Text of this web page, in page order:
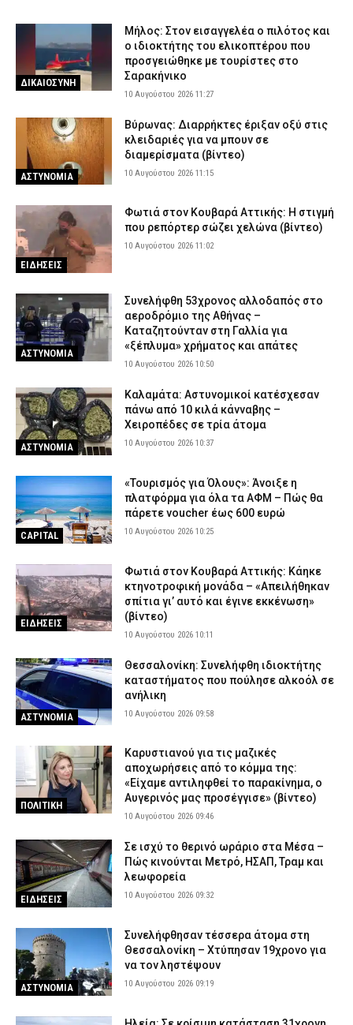
Κινητοποιήθηκε η Πυροσβεστική
ΕΙΔΗΣΕΙΣ 9 Αυγούστου 2026 21:04
Τραγωδία στην Καβάλα: Νεκρή 65χρονη λουόμενη στους
Αμμόλοφους
ΑΑΔΕ: Κατασχέθηκαν 1.296 φιάλες παράνομου φρέον σε
Κήπους και Δοϊράνη – Διαφυγόντες δασμοί 338.000 ευρώ
(εικόνες)
ΕΙΔΗΣΕΙΣ 9 Αυγούστου 2026 20:31
Πέθανε ο ηθοποιός Νίκος Καλογερόπουλος
ΕΙΔΗΣΕΙΣ 9 Αυγούστου 2026 20:12
Προήχθησαν έξι αξιωματικοί της ΕΛ.ΑΣ. στην Π.Ε. Κοζάνης – Οι
ΣΩΜΑΤΑ ΑΣΦΑΛΕΙΑΣ 9 Αυγούστου 2026 20:00
Γαλάζιες Σημαίες στην Αττική: Οι 17 βραβευμένες ακτές και τα
σημεία όπου απαγορεύεται το μπάνιο
ΕΙΔΗΣΕΙΣ 9 Αυγούστου 2026 19:43
ΔΙΚΑΙΟΣΥΝΗ
Μήλος: Στον εισαγγελέα ο πιλότος και
ο ιδιοκτήτης του ελικοπτέρου που
προσγειώθηκε με τουρίστες στο
Σαρακήνικο
10 Αυγούστου 2026 11:27
ΑΣΤΥΝΟΜΙΑ
Βύρωνας: Διαρρήκτες έριξαν οξύ στις
κλειδαριές για να μπουν σε
διαμερίσματα (βίντεο)
10 Αυγούστου 2026 11:15
ΕΙΔΗΣΕΙΣ
Φωτιά στον Κουβαρά Αττικής: Η στιγμή
που ρεπόρτερ σώζει χελώνα (βίντεο)
10 Αυγούστου 2026 11:02
ΑΣΤΥΝΟΜΙΑ
Συνελήφθη 53χρονος αλλοδαπός στο
αεροδρόμιο της Αθήνας –
Καταζητούνταν στη Γαλλία για
«ξέπλυμα» χρήματος και απάτες
10 Αυγούστου 2026 10:50
ΑΣΤΥΝΟΜΙΑ
Καλαμάτα: Αστυνομικοί κατέσχεσαν
πάνω από 10 κιλά κάνναβης –
Χειροπέδες σε τρία άτομα
10 Αυγούστου 2026 10:37
CAPITAL
«Τουρισμός για Όλους»: Άνοιξε η
πλατφόρμα για όλα τα ΑΦΜ – Πώς θα
πάρετε voucher έως 600 ευρώ
10 Αυγούστου 2026 10:25
ΕΙΔΗΣΕΙΣ
Φωτιά στον Κουβαρά Αττικής: Κάηκε
κτηνοτροφική μονάδα – «Απειλήθηκαν
σπίτια γι’ αυτό και έγινε εκκένωση»
(βίντεο)
10 Αυγούστου 2026 10:11
ΑΣΤΥΝΟΜΙΑ
Θεσσαλονίκη: Συνελήφθη ιδιοκτήτης
καταστήματος που πούλησε αλκοόλ σε
ανήλικη
10 Αυγούστου 2026 09:58
ΠΟΛΙΤΙΚΗ
Καρυστιανού για τις μαζικές
αποχωρήσεις από το κόμμα της:
«Είχαμε αντιληφθεί το παρακίνημα, ο
Αυγερινός μας προσέγγισε» (βίντεο)
10 Αυγούστου 2026 09:46
ΕΙΔΗΣΕΙΣ
Σε ισχύ το θερινό ωράριο στα Μέσα –
Πώς κινούνται Μετρό, ΗΣΑΠ, Τραμ και
λεωφορεία
10 Αυγούστου 2026 09:32
ΑΣΤΥΝΟΜΙΑ
Συνελήφθησαν τέσσερα άτομα στη
Θεσσαλονίκη – Χτύπησαν 19χρονο για
να τον ληστέψουν
10 Αυγούστου 2026 09:19